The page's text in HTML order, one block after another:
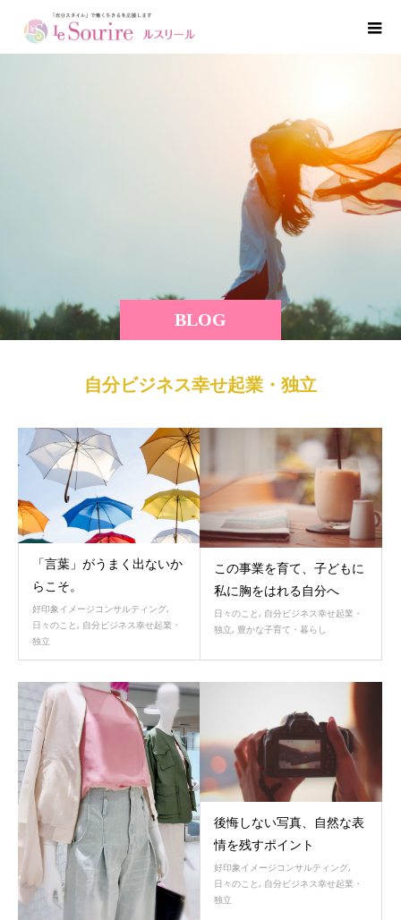
BLOG
自分ビジネス幸せ起業・独立
「言葉」がうまく出ないか
らこそ。
好印象イメージコンサルティング,
日々のこと, 自分ビジネス幸せ起業・
独立
この事業を育て、子どもに
私に胸をはれる自分へ
日々のこと, 自分ビジネス幸せ起業・
独立, 豊かな子育て・暮らし
後悔しない写真、自然な表
情を残すポイント
好印象イメージコンサルティング,
日々のこと, 自分ビジネス幸せ起業・
独立